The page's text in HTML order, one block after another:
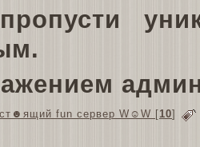
fun сервер W☺W [10]